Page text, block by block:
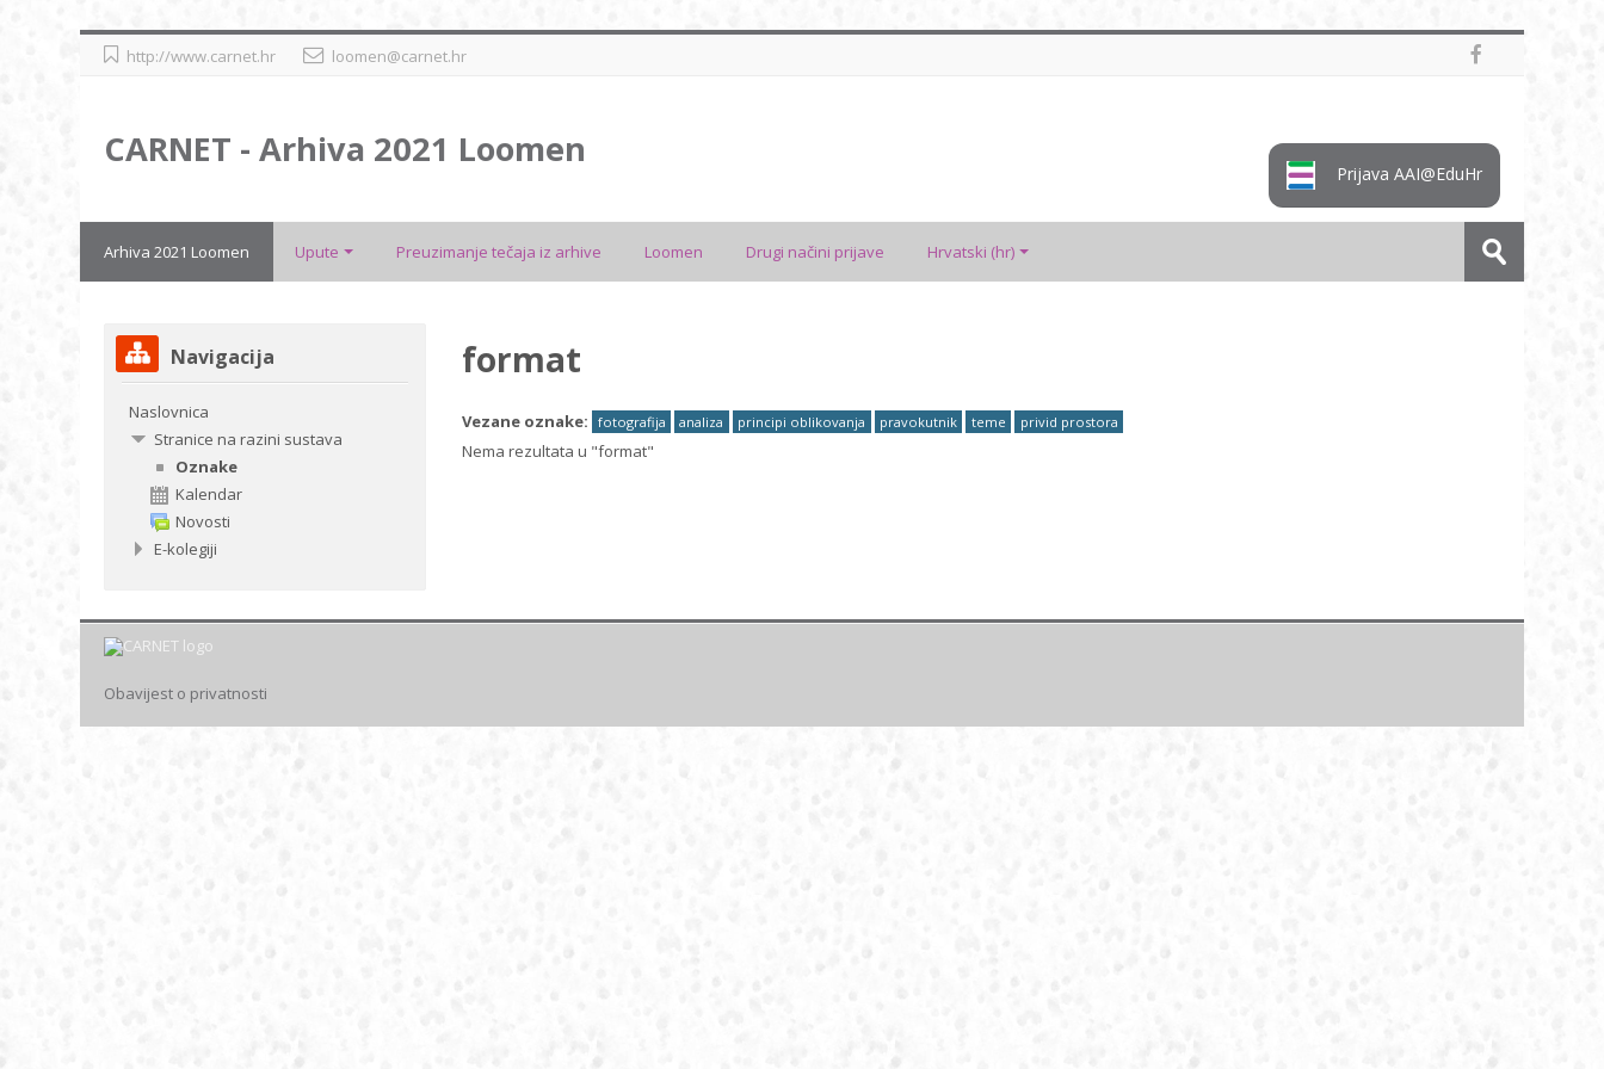
http://www.carnet.hr loomen@carnet.hr
CARNET - Arhiva 2021 Loomen
Prijava AAI@EduHr
Arhiva 2021 Loomen Upute Preuzimanje tečaja iz arhive Loomen Drugi načini prijave Hrvatski ‎(hr)‎
kolegije
Predaj
format
Vezane oznake: fotografija analiza principi oblikovanja pravokutnik teme privid prostora
Nema rezultata u "format"
Preskoči
NavigacijaNavigacija
Naslovnica
Stranice na razini sustava
Oznake
Kalendar
Novosti
E-kolegiji
Obavijest o privatnosti